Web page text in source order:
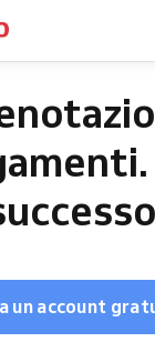
un account